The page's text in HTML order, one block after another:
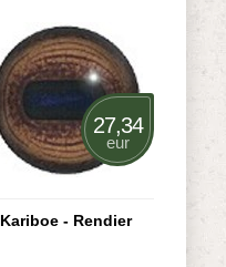
27,34
eur
Kariboe - Rendier